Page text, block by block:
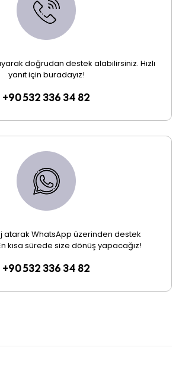
doğrudan destek alabilirsiniz. Hızlı
yanıt için buradayız!
+90 532 336 34 82
atarak WhatsApp üzerinden destek
kısa sürede size dönüş yapacağız!
+90 532 336 34 82